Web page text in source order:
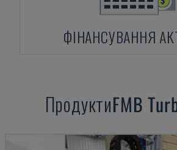
ФІНАНСУВАННЯ
ПродуктиFMB